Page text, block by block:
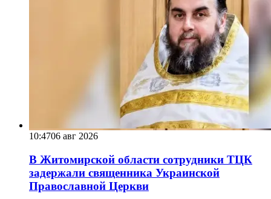
10:4706 авг 2026
В Житомирской области сотрудники ТЦК
задержали священника Украинской
Православной Церкви